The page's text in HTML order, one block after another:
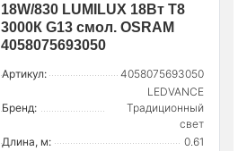
18W/830 LUMILUX 18Вт T8
3000К G13 смол. OSRAM
4058075693050
Артикул: 4058075693050
Бренд:
LEDVANCE
Традиционный
свет
Длина, м:
0.61